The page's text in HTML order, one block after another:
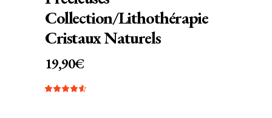
Collection/Lithothérapie
Cristaux Naturels
19,90€